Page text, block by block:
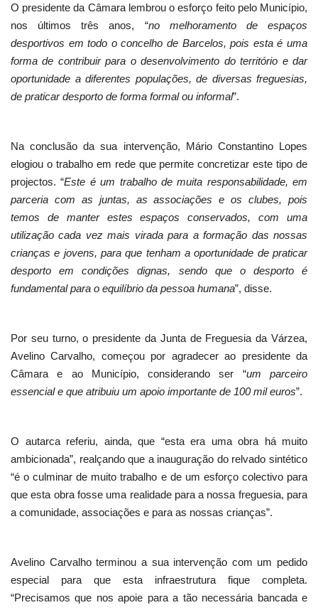
O presidente da Câmara lembrou o esforço feito pelo Município,
nos últimos três anos, “no melhoramento de espaços
desportivos em todo o concelho de Barcelos, pois esta é uma
forma de contribuir para o desenvolvimento do território e dar
oportunidade a diferentes populações, de diversas freguesias,
de praticar desporto de forma formal ou informal”.
Na conclusão da sua intervenção, Mário Constantino Lopes
elogiou o trabalho em rede que permite concretizar este tipo de
projectos. “Este é um trabalho de muita responsabilidade, em
parceria com as juntas, as associações e os clubes, pois
temos de manter estes espaços conservados, com uma
utilização cada vez mais virada para a formação das nossas
crianças e jovens, para que tenham a oportunidade de praticar
desporto em condições dignas, sendo que o desporto é
fundamental para o equilíbrio da pessoa humana”, disse.
Por seu turno, o presidente da Junta de Freguesia da Várzea,
Avelino Carvalho, começou por agradecer ao presidente da
Câmara e ao Município, considerando ser “um parceiro
essencial e que atribuiu um apoio importante de 100 mil euros”.
O autarca referiu, ainda, que “esta era uma obra há muito
ambicionada”, realçando que a inauguração do relvado sintético
“é o culminar de muito trabalho e de um esforço colectivo para
que esta obra fosse uma realidade para a nossa freguesia, para
a comunidade, associações e para as nossas crianças”.
Avelino Carvalho terminou a sua intervenção com um pedido
especial para que esta infraestrutura fique completa.
“Precisamos que nos apoie para a tão necessária bancada e